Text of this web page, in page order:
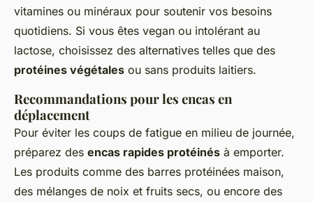
vitamines ou minéraux pour soutenir vos besoins
quotidiens. Si vous êtes vegan ou intolérant au
lactose, choisissez des alternatives telles que des
protéines végétales ou sans produits laitiers.
Recommandations pour les encas en
déplacement
Pour éviter les coups de fatigue en milieu de journée,
préparez des encas rapides protéinés à emporter.
Les produits comme des barres protéinées maison,
des mélanges de noix et fruits secs, ou encore des